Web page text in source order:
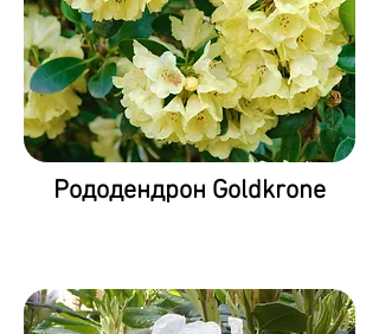
Рододендрон Goldkrone